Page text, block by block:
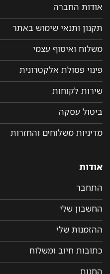
אודות החברה
תקנון ותנאי שימוש באתר
משלוח ואיסוף עצמי
פינוי פסולת אלקטרונית
שירות לקוחות
ביטול עסקה
מדיניות משלוחים והחזרות
אודות
התחבר
החשבון שלי
ההזמנות שלי
כתובות חיוב ומשלוח
החנות